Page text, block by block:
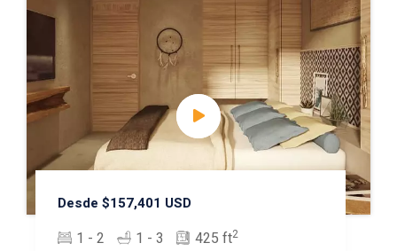
Desde $157,401 USD
1 - 2 1 - 3 425 ft2